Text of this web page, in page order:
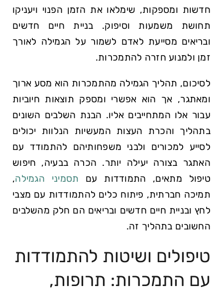
חדשות ומספקות, שימלאו את הזמן הפנוי ויעניקו
תחושת משמעות וסיפוק. בניית חיים חדשים
ובריאים מסייעת לאדם לשמור על הגמילה לאורך
זמן ולמנוע חזרה להתמכרות.
לסיכום, תהליך הגמילה מהתמכרות הוא מסע ארוך
ומאתגר, אך הוא אפשרי ומספק תוצאות חיוביות
עבור אלו המתחייבים אליו. הבנת השלבים השונים
בתהליך והכרת העצות המעשיות הנלוות יכולים
לסייע למכורים ולבני משפחותיהם להתמודד עם
האתגר בצורה יעילה יותר. הכרה בבעיה, חיפוש
טיפול מתאים, התמודדות עם תסמיני הגמילה,
תמיכה חברתית, פיתוח כלים להתמודדות עם מצבי
לחץ ובניית חיים חדשים ובריאים הם חלק מהשלבים
החשובים בתהליך זה.
טיפולים ושיטות להתמודדות
עם התמכרות: תרופות,